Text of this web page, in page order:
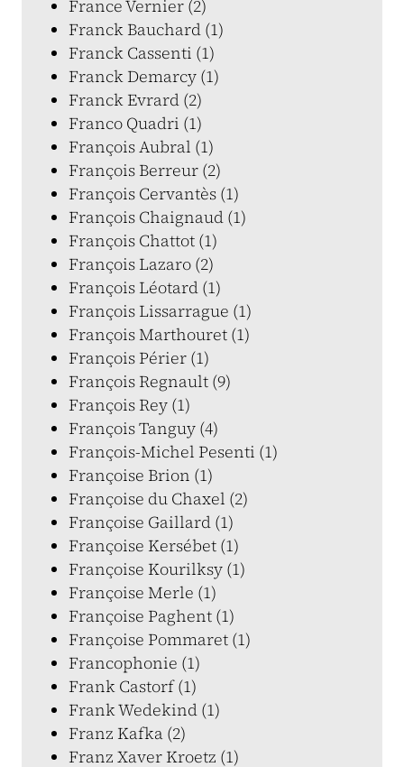
France Vernier (2)
Franck Bauchard (1)
Franck Cassenti (1)
Franck Demarcy (1)
Franck Evrard (2)
Franco Quadri (1)
François Aubral (1)
François Berreur (2)
François Cervantès (1)
François Chaignaud (1)
François Chattot (1)
François Lazaro (2)
François Léotard (1)
François Lissarrague (1)
François Marthouret (1)
François Périer (1)
François Regnault (9)
François Rey (1)
François Tanguy (4)
François-Michel Pesenti (1)
Françoise Brion (1)
Françoise du Chaxel (2)
Françoise Gaillard (1)
Françoise Kersébet (1)
Françoise Kourilksy (1)
Françoise Merle (1)
Françoise Paghent (1)
Françoise Pommaret (1)
Francophonie (1)
Frank Castorf (1)
Frank Wedekind (1)
Franz Kafka (2)
Franz Xaver Kroetz (1)